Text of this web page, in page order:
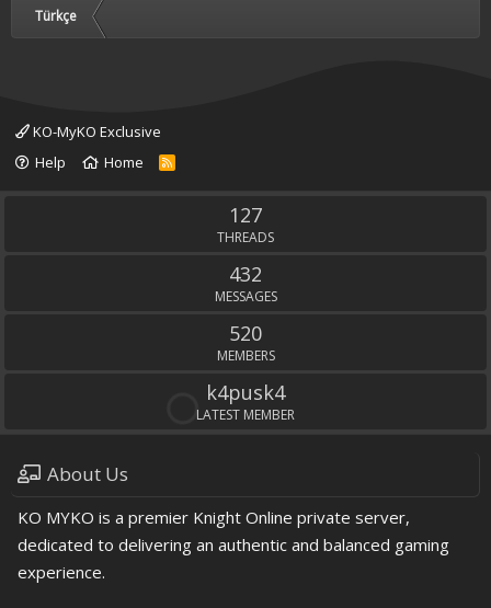
Türkçe
KO-MyKO Exclusive
Help
Home
R
127
THREADS
432
MESSAGES
520
MEMBERS
k4pusk4
LATEST MEMBER
About Us
KO MYKO is a premier Knight Online private server,
dedicated to delivering an authentic and balanced gaming
experience.